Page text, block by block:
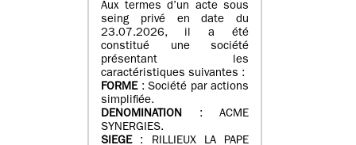
Aux termes d’un acte sous
seing privé en date du
23.07.2026, il a été
constitué une société
présentant les
caractéristiques suivantes :
FORME: Société par actions
simplifiée.
DENOMINATION : ACME
SYNERGIES.
SIEGE: RILLIEUX LA PAPE